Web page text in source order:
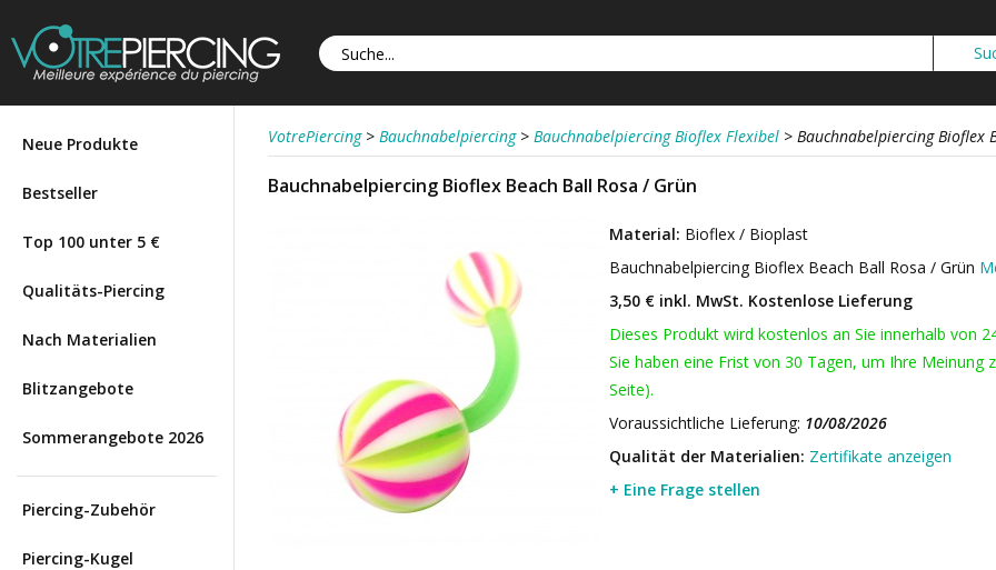
Neue Produkte
Bestseller
Top 100 unter 5 €
Qualitäts-Piercing
Nach Materialien
Blitzangebote
Sommerangebote 2026
Piercing-Zubehör
Piercing-Kugel
VotrePiercing > Bauchnabelpiercing > Bauchnabelpiercing Bioflex Flexibel > Bauchnabelpiercing Bioflex
Bauchnabelpiercing Bioflex Beach Ball Rosa / Grün
Material: Bioflex / Bioplast
Bauchnabelpiercing Bioflex Beach Ball Rosa / Grün
3,50 € inkl. MwSt. Kostenlose Lieferung
Dieses Produkt wird kostenlos an Sie innerhalb von
Sie haben eine Frist von 30 Tagen, um Ihre Meinung
Seite).
Voraussichtliche Lieferung: 10/08/2026
Qualität der Materialien: Zertifikate anzeigen
+ Eine Frage stellen